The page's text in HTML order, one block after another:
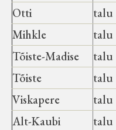
Otti
talu
Mihkle
talu
Tõiste-Madise
talu
Tõiste
talu
Viskapere
talu
Alt-Kaubi
talu